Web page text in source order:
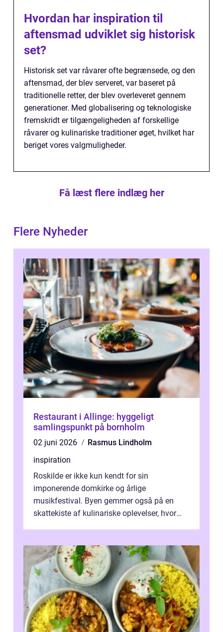
Hvordan har inspiration til
aftensmad udviklet sig historisk
set?
Historisk set var råvarer ofte begrænsede, og den
aftensmad, der blev serveret, var baseret på
traditionelle retter, der blev overleveret gennem
generationer. Med globalisering og teknologiske
fremskridt er tilgængeligheden af forskellige
råvarer og kulinariske traditioner øget, hvilket har
beriget vores valgmuligheder.
Få læst flere indlæg her
Flere Nyheder
Restaurant i Allinge: hyggeligt
samlingspunkt på bornholm
02 juni 2026
Rasmus Lindholm
inspiration
Roskilde er ikke kun kendt for sin
imponerende domkirke og årlige
musikfestival. Byen gemmer også på en
skattekiste af kulinariske oplevelser, hvor